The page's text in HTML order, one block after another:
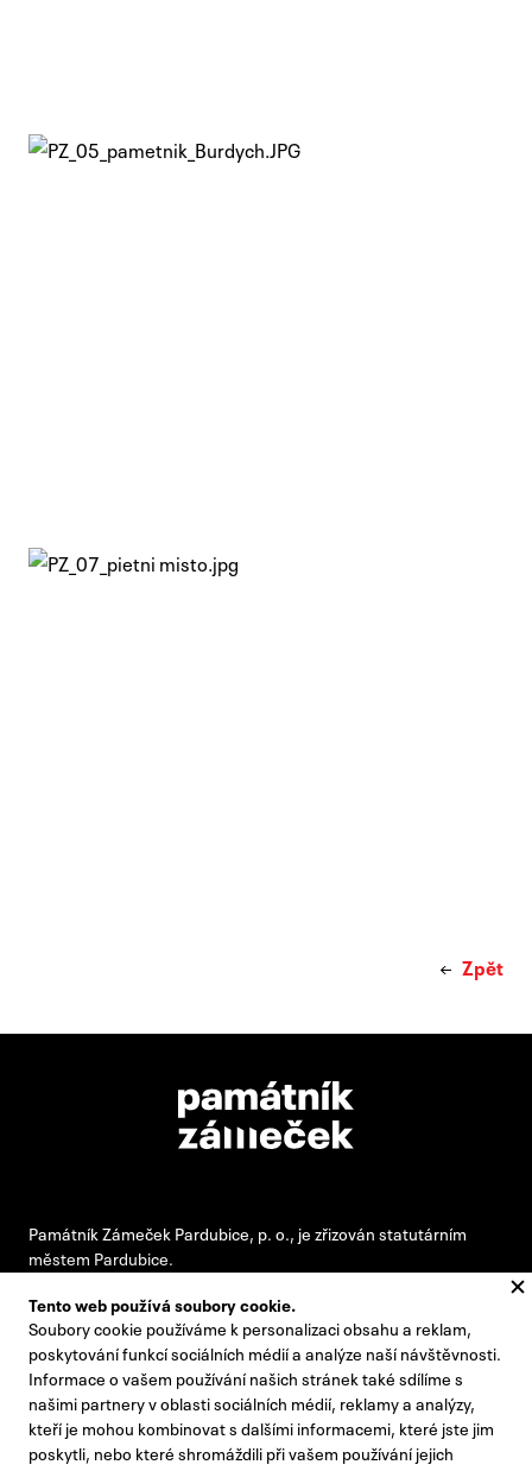
Zpět
Památník Zámeček Pardubice, p. o., je zřizován statutárním
městem Pardubice.
#pamatnikzamecek
zamecek@zamecek-memorial.cz
+420 732 895 221
Kontakty
Tento web používá soubory cookie.
Soubory cookie používáme k personalizaci obsahu a reklam,
poskytování funkcí sociálních médií a analýze naší návštěvnosti.
Informace o vašem používání našich stránek také sdílíme s
našimi partnery v oblasti sociálních médií, reklamy a analýzy,
kteří je mohou kombinovat s dalšími informacemi, které jste jim
poskytli, nebo které shromáždili při vašem používání jejich